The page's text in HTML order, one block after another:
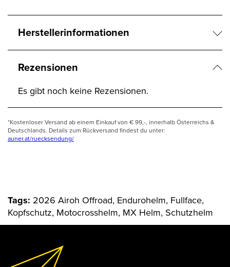
Herstellerinformationen
Rezensionen
Es gibt noch keine Rezensionen.
*Kostenloser Versand ab einem Einkauf von € 99,-, innerhalb Österreichs &
Deutschlands. Details zum Rückversand findest du unter:
auner.at/ruecksendung/
Tags: 2026 Airoh Offroad, Endurohelm, Fullface,
Kopfschutz, Motocrosshelm, MX Helm, Schutzhelm